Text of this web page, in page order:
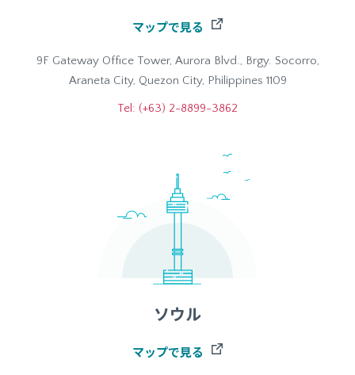
マップで見る
9F Gateway Office Tower, Aurora Blvd., Brgy. Socorro,
Araneta City, Quezon City, Philippines 1109
Tel: (+63) 2-8899-3862
ソウル
マップで見る